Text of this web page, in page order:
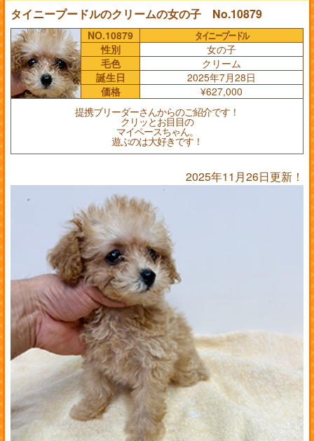
タイニープードルのクリームの女の子 No.10879
NO.10879
タイニープードル
性別
女の子
毛色
クリーム
誕生日
2025年7月28日
価格
¥627,000
提携ブリーダーさんからのご紹介です！
クリッとお目目の
マイペースちゃん。
遊ぶのは大好きです！
2025年11月26日更新！